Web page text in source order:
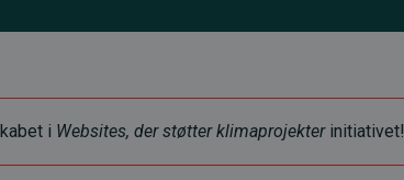
i Websites, der støtter klimaprojekterinitiativet!